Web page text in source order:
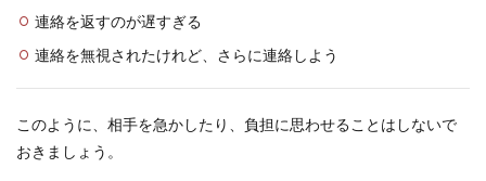
連絡を返すのが遅すぎる
連絡を無視されたけれど、さらに連絡しよう
このように、相手を急かしたり、負担に思わせることはしないで
おきましょう。